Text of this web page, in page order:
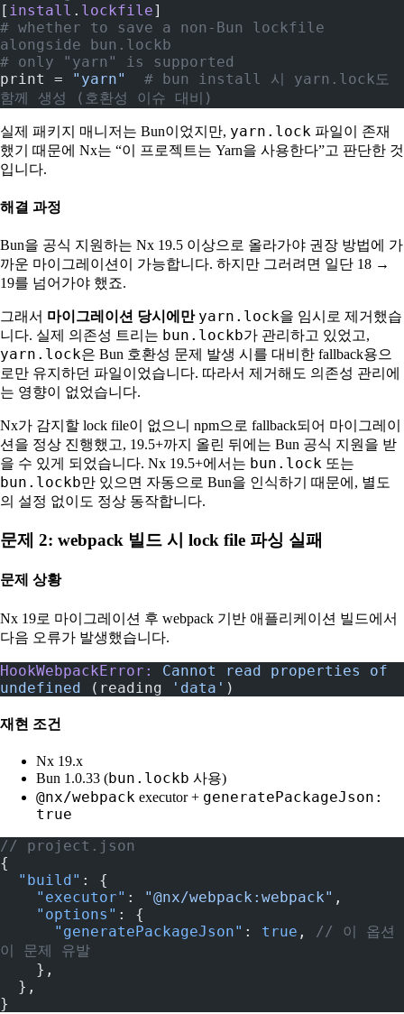
[ install . lockfile]
# whether to save a non-Bun lockfile
alongside bun.lockb
# only "yarn" is supported
print =
"yarn"
  # bun install 시 yarn.lock도
함께 생성 (호환성 이슈 대비)
실제 패키지 매니저는 Bun이었지만, yarn.lock 파일이 존재
했기 때문에 Nx는 “이 프로젝트는 Yarn을 사용한다”고 판단한 것
입니다.
해결 과정
Bun을 공식 지원하는 Nx 19.5 이상으로 올라가야 권장 방법에 가
까운 마이그레이션이 가능합니다. 하지만 그러려면 일단 18 →
19를 넘어가야 했죠.
그래서 마이그레이션 당시에만 yarn.lock을 임시로 제거했습
니다. 실제 의존성 트리는 bun.lockb가 관리하고 있었고,
yarn.lock은 Bun 호환성 문제 발생 시를 대비한 fallback용으
로만 유지하던 파일이었습니다. 따라서 제거해도 의존성 관리에
는 영향이 없었습니다.
Nx가 감지할 lock file이 없으니 npm으로 fallback되어 마이그레이
션을 정상 진행했고, 19.5+까지 올린 뒤에는 Bun 공식 지원을 받
을 수 있게 되었습니다. Nx 19.5+에서는 bun.lock 또는
bun.lockb만 있으면 자동으로 Bun을 인식하기 때문에, 별도
의 설정 없이도 정상 동작합니다.
문제 2: webpack 빌드 시 lock file 파싱 실패
문제 상황
Nx 19로 마이그레이션 후 webpack 기반 애플리케이션 빌드에서
다음 오류가 발생했습니다.
HookWebpackError: Cannot read properties
of
undefined (reading 'data' )
재현 조건
Nx 19.x
Bun 1.0.33 (bun.lockb 사용)
@nx/webpack executor + generatePackageJson:
true
// project.json
{
  "build"
: {
    "executor"
: "@nx/webpack:webpack" ,
    "options"
: {
      "generatePackageJson"
: true , // 이 옵션
이 문제 유발
    },
  },
}